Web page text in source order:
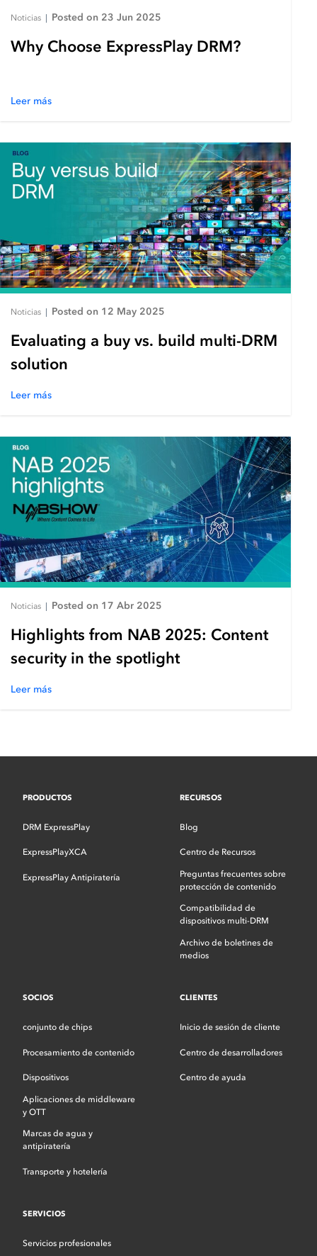
Noticias | Posted on 23 Jun 2025
Why Choose ExpressPlay DRM?
Leer más
Noticias | Posted on 12 May 2025
Evaluating a buy vs. build multi-DRM
solution
Leer más
Noticias | Posted on 17 Abr 2025
Highlights from NAB 2025: Content
security in the spotlight
Leer más
PRODUCTOS
DRM ExpressPlay
ExpressPlayXCA
ExpressPlay Antipiratería
RECURSOS
Blog
Centro de Recursos
Preguntas frecuentes sobre
protección de contenido
Compatibilidad de
dispositivos multi-DRM
Archivo de boletines de
medios
SOCIOS
conjunto de chips
Procesamiento de contenido
Dispositivos
Aplicaciones de middleware
y OTT
Marcas de agua y
antipiratería
Transporte y hotelería
CLIENTES
Inicio de sesión de cliente
Centro de desarrolladores
Centro de ayuda
SERVICIOS
Servicios profesionales